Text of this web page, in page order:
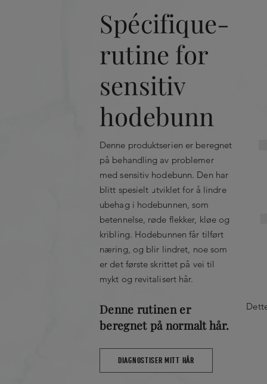
betennelser.
Piroctone Olamine: har en
antibakteriell effekt som forhindrer
på hodebunnen og beskytter den
forurensning.
Mentolderivat:virker oppfriskende
Hypoallergenisk og testet under
Uten silikon for en naturlig følelse.
Kan kombineres
Spécifique-
rutine for
sensitiv
hodebunn
Denne produktserien er beregnet
på behandling av problemer
med sensitiv hodebunn. Den har
blitt spesielt utviklet for å lindre
ubehag i hodebunnen, som
betennelse, røde flekker, kløe og
kribling. Hodebunnen får tilført
næring, og blir lindret, noe som
er det første skrittet på vei til
mykt og revitalisert hår.
Denne rutinen er
beregnet på normalt hår.
DIAGNOSTISER MITT HÅR